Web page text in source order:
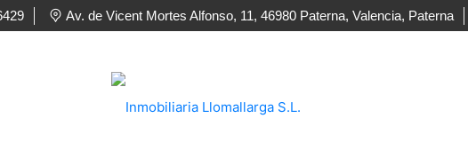
Av. de Vicent Mortes Alfonso, 11, 46980 Paterna, Valencia, Paterna